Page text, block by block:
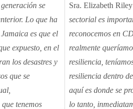
se
Lo que ha
es que el
expuesto, en el
los desastres y
que se
tenemos
Sra. Elizabeth Riley
sectorial es
reconocemos en
realmente
resiliencia,
resiliencia dentro
aquí es donde se
lo tanto,